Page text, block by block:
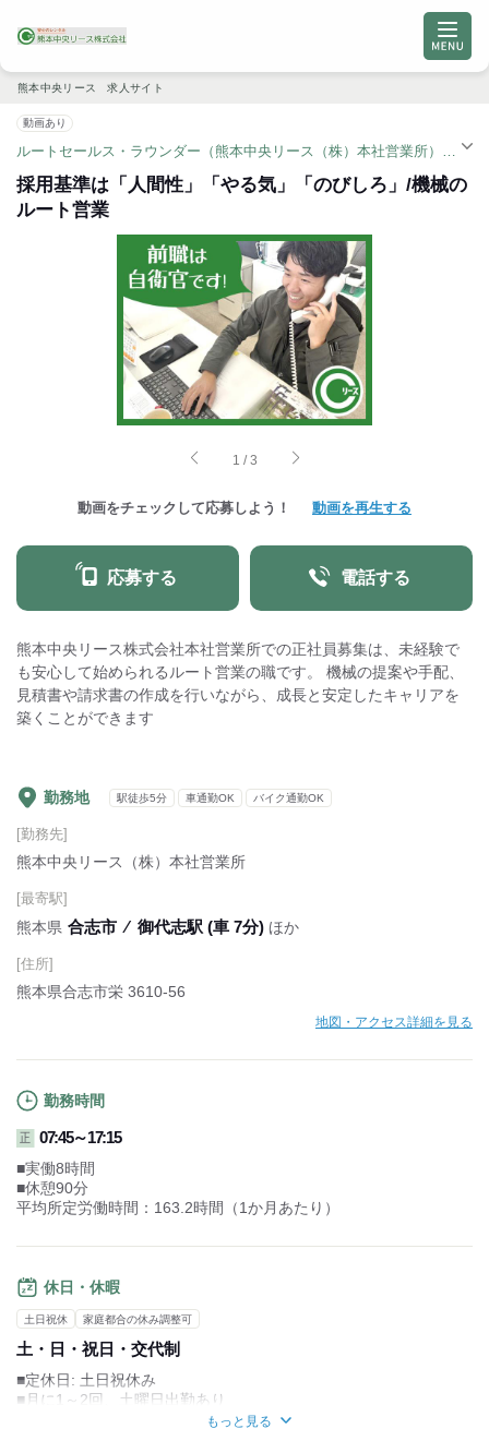
熊本中央リース 求人サイト
動画あり
ルートセールス・ラウンダー（熊本中央リース（株）本社営業所）| 正社員求人（御代志駅）
採用基準は「人間性」「やる気」「のびしろ」/機械の
ルート営業
1 /3
動画をチェックして応募しよう！ 動画を再生する
応募する 電話する
熊本中央リース株式会社本社営業所での正社員募集は、未経験で
も安心して始められるルート営業の職です。 機械の提案や手配、
見積書や請求書の作成を行いながら、成長と安定したキャリアを
築くことができます
勤務地 駅徒歩5分 車通勤OK バイク通勤OK
[勤務先]
熊本中央リース（株）本社営業所
[最寄駅]
熊本県 合志市 ⁄ 御代志駅 (車 7分) ほか
[住所]
熊本県合志市栄 3610-56
地図・アクセス詳細を見る
勤務時間
正 07:45～17:15
■実働8時間
■休憩90分
平均所定労働時間：163.2時間（1か月あたり）
休日・休暇
土日祝休 家庭都合の休み調整可
土・日・祝日・交代制
■定休日: 土日祝休み
■月に1～2回、土曜日出勤あり
もっと見る